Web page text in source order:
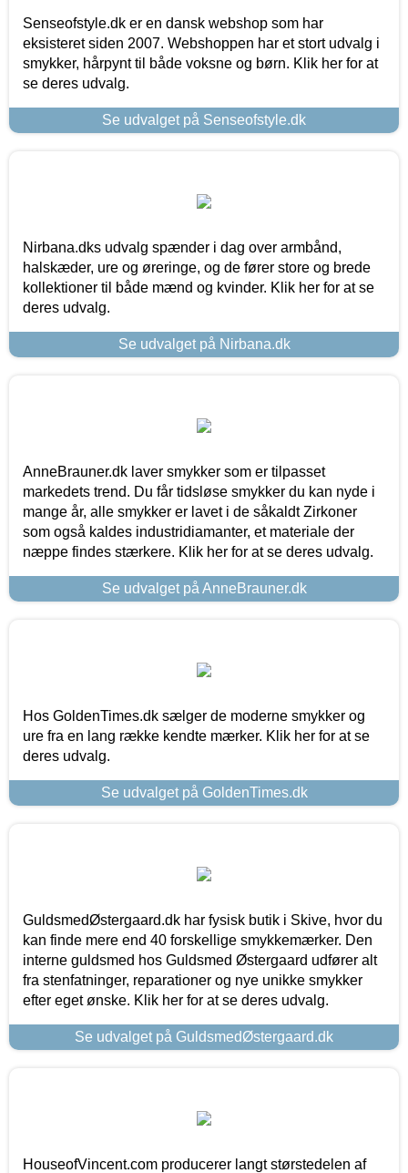
Senseofstyle.dk er en dansk webshop som har
eksisteret siden 2007. Webshoppen har et stort udvalg i
smykker, hårpynt til både voksne og børn. Klik her for at
se deres udvalg.
Se udvalget på Senseofstyle.dk
Nirbana.dks udvalg spænder i dag over armbånd,
halskæder, ure og øreringe, og de fører store og brede
kollektioner til både mænd og kvinder. Klik her for at se
deres udvalg.
Se udvalget på Nirbana.dk
AnneBrauner.dk laver smykker som er tilpasset
markedets trend. Du får tidsløse smykker du kan nyde i
mange år, alle smykker er lavet i de såkaldt Zirkoner
som også kaldes industridiamanter, et materiale der
næppe findes stærkere. Klik her for at se deres udvalg.
Se udvalget på AnneBrauner.dk
Hos GoldenTimes.dk sælger de moderne smykker og
ure fra en lang række kendte mærker. Klik her for at se
deres udvalg.
Se udvalget på GoldenTimes.dk
GuldsmedØstergaard.dk har fysisk butik i Skive, hvor du
kan finde mere end 40 forskellige smykkemærker. Den
interne guldsmed hos Guldsmed Østergaard udfører alt
fra stenfatninger, reparationer og nye unikke smykker
efter eget ønske. Klik her for at se deres udvalg.
Se udvalget på GuldsmedØstergaard.dk
HouseofVincent.com producerer langt størstedelen af